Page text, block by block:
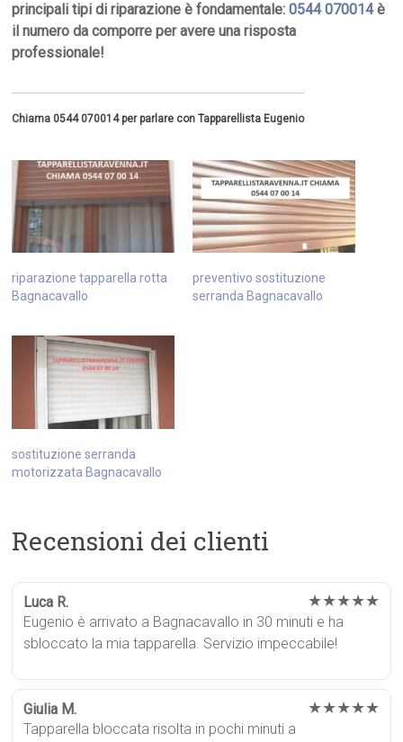
principali tipi di riparazione è fondamentale:0544 070014è
il numero da comporre per avere una risposta
professionale!
Chiama 0544 070014 per parlare con Tapparellista Eugenio
riparazione tapparella rotta
Bagnacavallo
preventivo sostituzione
serranda Bagnacavallo
sostituzione serranda
motorizzata Bagnacavallo
Recensioni dei clienti
Luca R. ★★★★★
Eugenio è arrivato a Bagnacavallo in 30 minuti e ha
sbloccato la mia tapparella. Servizio impeccabile!
Giulia M. ★★★★★
Tapparella bloccata risolta in pochi minuti a